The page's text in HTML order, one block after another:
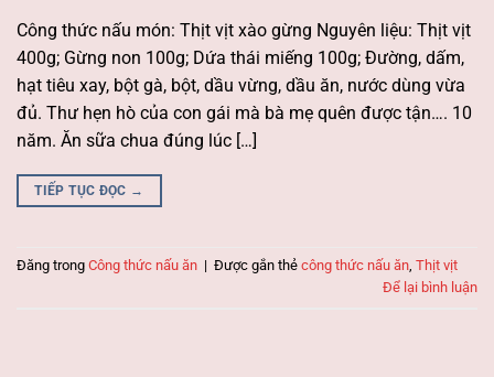
Công thức nấu món: Thịt vịt xào gừng Nguyên liệu: Thịt vịt
400g; Gừng non 100g; Dứa thái miếng 100g; Đường, dấm,
hạt tiêu xay, bột gà, bột, dầu vừng, dầu ăn, nước dùng vừa
đủ. Thư hẹn hò của con gái mà bà mẹ quên được tận…. 10
năm. Ăn sữa chua đúng lúc […]
TIẾP TỤC ĐỌC →
Đăng trong Công thức nấu ăn | Được gắn thẻ công thức nấu ăn Thịt vịt
Để lại bình luận